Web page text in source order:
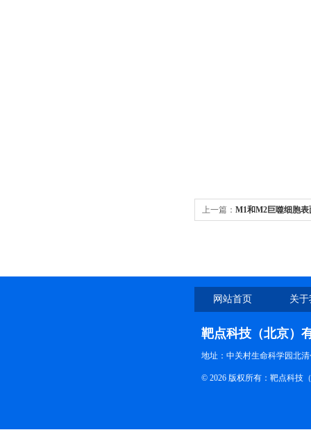
上一篇： M1和M2巨噬细胞
网站首页 关
靶点科技（北京）
地址：中关村生命科学园北
© 2026 版权所有：靶点科技